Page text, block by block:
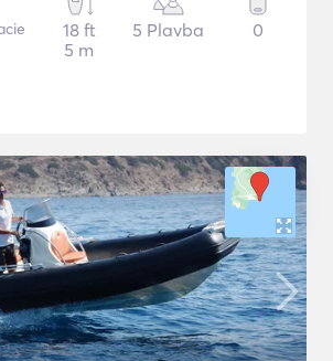
18 ft
5 m
5 Plavba 0